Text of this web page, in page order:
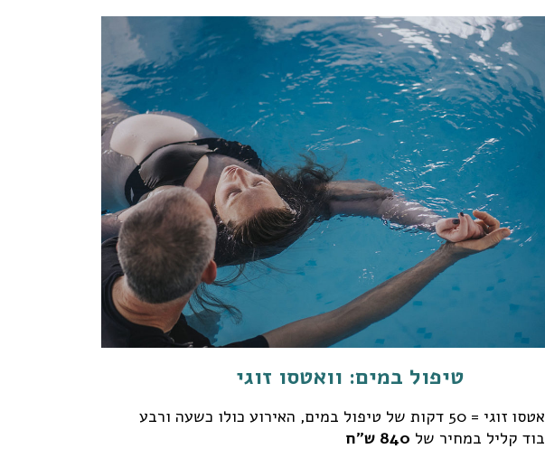
טיפול במים: וואטסו זוגי
טיפול וואטסו זוגי = 50 דקות של טיפול במים, האירוע כולו כשעה ורבע
קליל במחיר של